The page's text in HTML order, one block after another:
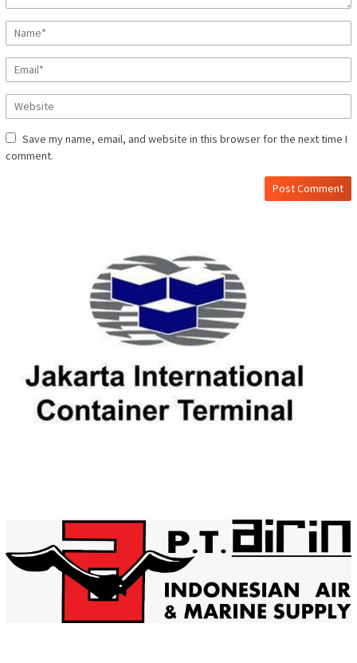
Save my name, email, and website in this browser for the next time I
comment.